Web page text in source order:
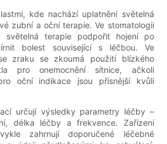
kde nachází uplatnění světelná
zubní a oční terapie. Ve stomatologii
světelná terapie podpořit hojení po
bolest související s léčbou. Ve
zraku se zkoumá použití blízkého
pro onemocnění sítnice, ačkoli
oční indikace jsou přísnější kvůli
určují výsledky parametry léčby –
délka léčby a frekvence. Zařízení
zahrnují doporučené léčebné